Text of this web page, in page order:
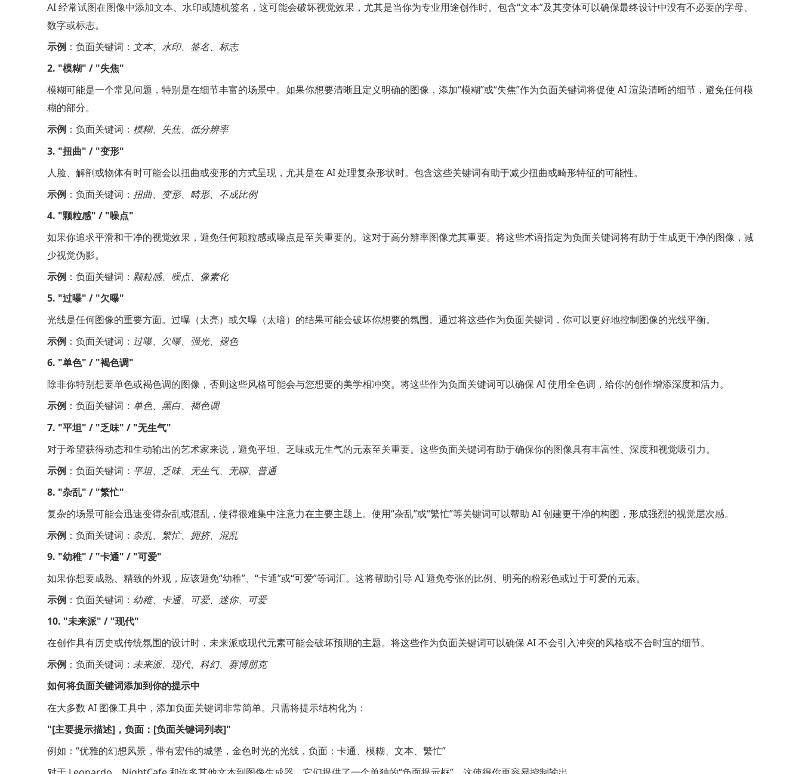
AI 经常试图在图像中添加文本、水印或随机签名，这可能会破坏视觉效果，尤其是当你为专业用途创作时。包含“文本”及其变体可以确保最终设计中没有不必要的字母、
数字或标志。
示例 ：负面关键词： 文本、水印、签名、标志
2. "模糊" / "失焦"
模糊可能是一个常见问题，特别是在细节丰富的场景中。如果你想要清晰且定义明确的图像，添加“模糊”或“失焦”作为负面关键词将促使 AI 渲染清晰的细节，避免任何模
糊的部分。
示例 ：负面关键词： 模糊、失焦、低分辨率
3. "扭曲" / "变形"
人脸、解剖或物体有时可能会以扭曲或变形的方式呈现，尤其是在 AI 处理复杂形状时。包含这些关键词有助于减少扭曲或畸形特征的可能性。
示例 ：负面关键词： 扭曲、变形、畸形、不成比例
4. "颗粒感" / "噪点"
如果你追求平滑和干净的视觉效果，避免任何颗粒感或噪点是至关重要的。这对于高分辨率图像尤其重要。将这些术语指定为负面关键词将有助于生成更干净的图像，减
少视觉伪影。
示例 ：负面关键词： 颗粒感、噪点、像素化
5. "过曝" / "欠曝"
光线是任何图像的重要方面。过曝（太亮）或欠曝（太暗）的结果可能会破坏你想要的氛围。通过将这些作为负面关键词，你可以更好地控制图像的光线平衡。
示例 ：负面关键词： 过曝、欠曝、强光、褪色
6. "单色" / "褐色调"
除非你特别想要单色或褐色调的图像，否则这些风格可能会与您想要的美学相冲突。将这些作为负面关键词可以确保 AI 使用全色调，给你的创作增添深度和活力。
示例 ：负面关键词： 单色、黑白、褐色调
7. "平坦" / "乏味" / "无生气"
对于希望获得动态和生动输出的艺术家来说，避免平坦、乏味或无生气的元素至关重要。这些负面关键词有助于确保你的图像具有丰富性、深度和视觉吸引力。
示例 ：负面关键词： 平坦、乏味、无生气、无聊、普通
8. "杂乱" / "繁忙"
复杂的场景可能会迅速变得杂乱或混乱，使得很难集中注意力在主要主题上。使用“杂乱”或“繁忙”等关键词可以帮助 AI 创建更干净的构图，形成强烈的视觉层次感。
示例 ：负面关键词： 杂乱、繁忙、拥挤、混乱
9. "幼稚" / "卡通" / "可爱"
如果你想要成熟、精致的外观，应该避免“幼稚”、“卡通”或“可爱”等词汇。这将帮助引导 AI 避免夸张的比例、明亮的粉彩色或过于可爱的元素。
示例 ：负面关键词： 幼稚、卡通、可爱、迷你、可爱
10. "未来派" / "现代"
在创作具有历史或传统氛围的设计时，未来派或现代元素可能会破坏预期的主题。将这些作为负面关键词可以确保 AI 不会引入冲突的风格或不合时宜的细节。
示例 ：负面关键词： 未来派、现代、科幻、赛博朋克
如何将负面关键词添加到你的提示中
在大多数 AI 图像工具中，添加负面关键词非常简单。只需将提示结构化为：
"[主要提示描述]，负面：[负面关键词列表]"
例如：“优雅的幻想风景，带有宏伟的城堡，金色时光的光线，负面：卡通、模糊、文本、繁忙”